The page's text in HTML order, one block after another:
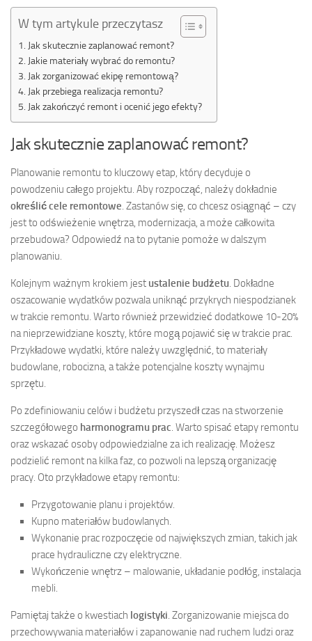
W tym artykule przeczytasz
Jak skutecznie zaplanować remont?
Jakie materiały wybrać do remontu?
Jak zorganizować ekipę remontową?
Jak przebiega realizacja remontu?
Jak zakończyć remont i ocenić jego efekty?
Jak skutecznie zaplanować remont?
Planowanie remontu to kluczowy etap, który decyduje o
powodzeniu całego projektu. Aby rozpocząć, należy dokładnie
określić cele remontowe . Zastanów się, co chcesz osiągnąć – czy
jest to odświeżenie wnętrza, modernizacja, a może całkowita
przebudowa? Odpowiedź na to pytanie pomoże w dalszym
planowaniu.
Kolejnym ważnym krokiem jest ustalenie budżetu . Dokładne
oszacowanie wydatków pozwala uniknąć przykrych niespodzianek
w trakcie remontu. Warto również przewidzieć dodatkowe 10-20%
na nieprzewidziane koszty, które mogą pojawić się w trakcie prac.
Przykładowe wydatki, które należy uwzględnić, to materiały
budowlane, robocizna, a także potencjalne koszty wynajmu
sprzętu.
Po zdefiniowaniu celów i budżetu przyszedł czas na stworzenie
szczegółowego harmonogramu prac . Warto spisać etapy remontu
oraz wskazać osoby odpowiedzialne za ich realizację. Możesz
podzielić remont na kilka faz, co pozwoli na lepszą organizację
pracy. Oto przykładowe etapy remontu:
Przygotowanie planu i projektów.
Kupno materiałów budowlanych.
Wykonanie prac rozpoczęcie od największych zmian, takich jak
prace hydrauliczne czy elektryczne.
Wykończenie wnętrz – malowanie, układanie podłóg, instalacja
mebli.
Pamiętaj także o kwestiach logistyki . Zorganizowanie miejsca do
przechowywania materiałów i zapanowanie nad ruchem ludzi oraz